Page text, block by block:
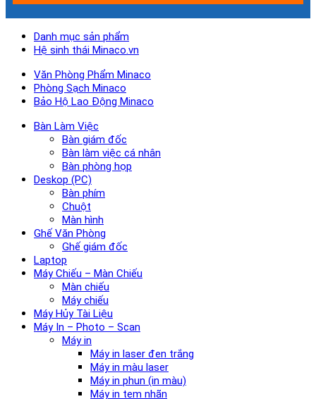
Danh mục sản phẩm
Hệ sinh thái Minaco.vn
Văn Phòng Phẩm Minaco
Phòng Sạch Minaco
Bảo Hộ Lao Động Minaco
Bàn Làm Việc
Bàn giám đốc
Bàn làm việc cá nhân
Bàn phòng họp
Deskop (PC)
Bàn phím
Chuột
Màn hình
Ghế Văn Phòng
Ghế giám đốc
Laptop
Máy Chiếu – Màn Chiếu
Màn chiếu
Máy chiếu
Máy Hủy Tài Liệu
Máy In – Photo – Scan
Máy in
Máy in laser đen trắng
Máy in màu laser
Máy in phun (in màu)
Máy in tem nhãn